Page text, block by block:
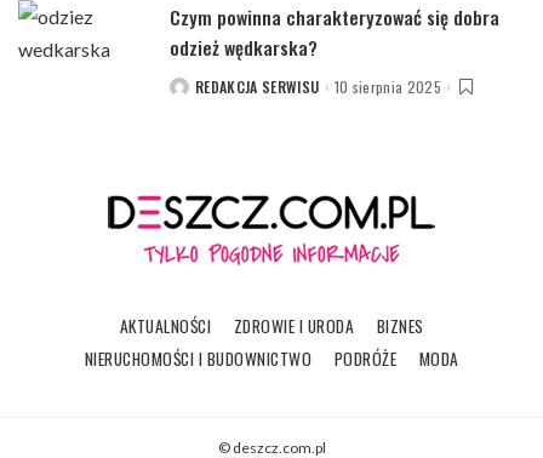
Czym powinna charakteryzować się dobra
odzież wędkarska?
POSTEDREDAKCJA SERWISU 10 sierpnia 2025
AKTUALNOŚCI ZDROWIE I URODA
BIZNES
NIERUCHOMOŚCI I BUDOWNICTWO
PODRÓŻE MODA
© deszcz.com.pl